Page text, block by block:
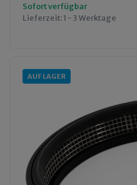
Sofort verfügbar
Lieferzeit:1 - 3 Werktage
AUF LAGER